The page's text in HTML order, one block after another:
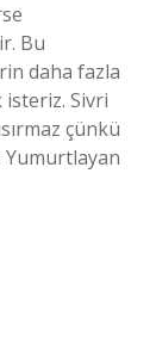
Bu
daha fazla
isteriz. Sivri
çünkü
Yumurtlayan